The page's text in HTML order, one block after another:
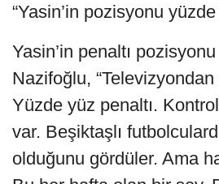
“Yasin’in pozisyonu yüzde
Yasin’in penaltı
Nazifoğlu,
Yüzde yüz penaltı.
var. Beşiktaşlı
olduğunu gördüler. Ama